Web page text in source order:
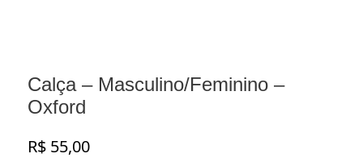
Calça – Masculino/Feminino –
Oxford
R$ 55,00